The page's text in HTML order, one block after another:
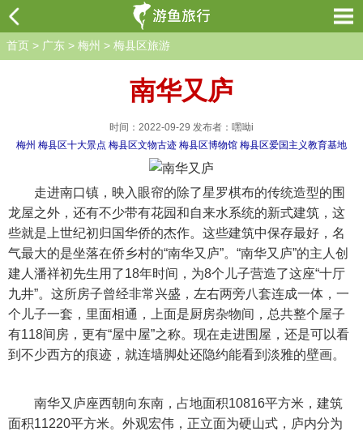
首页 > 广东 > 梅州 > 梅县区旅游
南华又庐
时间：2022-09-29 发布者：嘿呦i
梅州 梅县区十大景点 梅县区文物古迹 梅县区博物馆 梅县区爱国主义教育基地
走进南口镇，映入眼帘的除了星罗棋布的传统造型的围
龙屋之外，还有不少带有花园和自来水系统的新式建筑，这
些就是上世纪初归国华侨的杰作。这些建筑中保存最好，名
气最大的是坐落在侨乡村的“南华又庐”。“南华又庐”的主人创
建人潘祥初先生用了18年时间，为8个儿子营造了这座“十厅
九井”。这所房子曾经非常兴盛，左右两旁八套连成一体，一
个儿子一套，里面相通，上面是厨房杂物间，总共整个屋子
有118间房，更有“屋中屋”之称。现在走进围屋，还是可以看
到不少西方的痕迹，就连墙脚处还隐约能看到淡雅的壁画。
南华又庐座西朝向东南，占地面积10816平方米，建筑
面积11220平方米。外观宏伟，正立面为硬山式，庐内分为